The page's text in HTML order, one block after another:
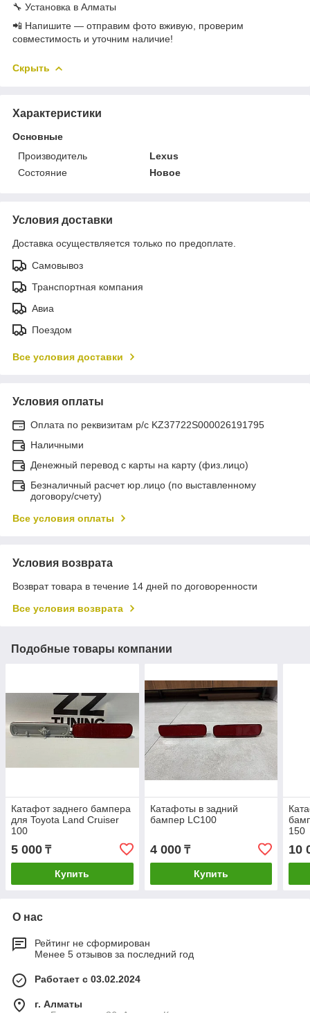
🔧 Установка в Алматы
📲 Напишите — отправим фото вживую, проверим
совместимость и уточним наличие!
Скрыть
Характеристики
Основные
Производитель
Lexus
Состояние
Новое
Условия доставки
Доставка осуществляется только по предоплате.
Самовывоз
Транспортная компания
Авиа
Поездом
Все условия доставки
Условия оплаты
Оплата по реквизитам р/с KZ37722S000026191795
Наличными
Денежный перевод с карты на карту (физ.лицо)
Безналичный расчет юр.лицо (по выставленному
договору/счету)
Все условия оплаты
Условия возврата
Возврат товара в течение 14 дней по договоренности
Все условия возврата
Подобные товары компании
Катафот заднего бампера
для Toyota Land Cruiser
100
5 000 ₸
Купить
Катафоты в задний
бампер LC100
4 000₸
Купить
150
10
О нас
Рейтинг не сформирован
Менее 5 отзывов за последний год
Работает с 03.02.2024
г. Алматы